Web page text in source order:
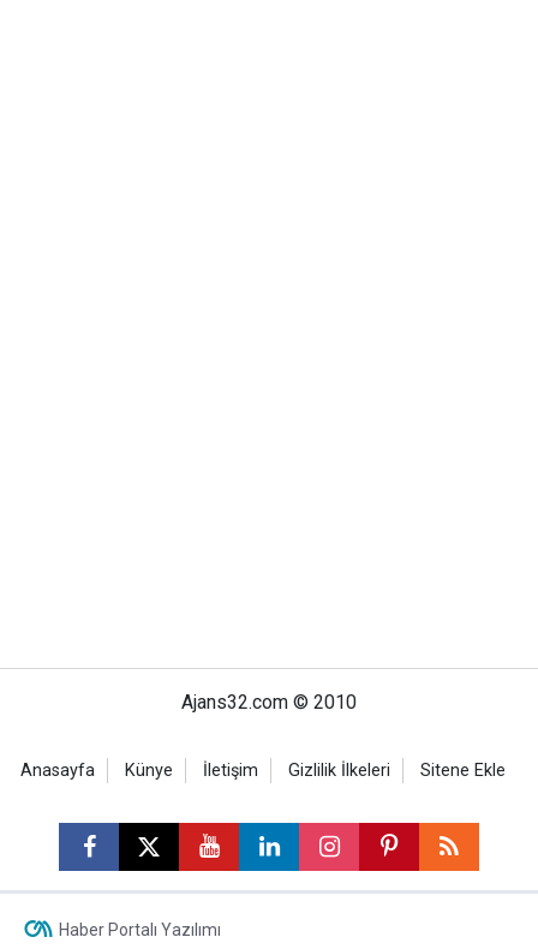
Ajans32.com © 2010
Anasayfa Künye İletişim Gizlilik İlkeleri Sitene Ekle
Haber Portalı Yazılımı